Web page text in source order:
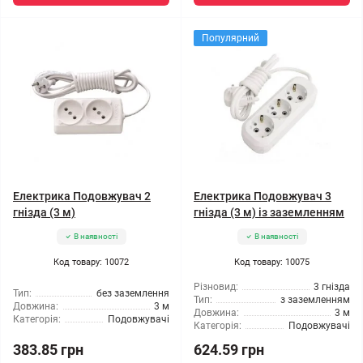
Електрика Подовжувач 2
гнізда (3 м)
В наявності
Код товару: 10072
Тип:
без заземлення
Довжина:
3 м
Категорія:
Подовжувачі
383.85 грн
Популярний
Електрика Подовжувач 3
гнізда (3 м) із заземленням
В наявності
Код товару: 10075
Різновид:
3 гнізда
Тип:
з заземленням
Довжина:
3 м
Категорія:
Подовжувачі
624.59 грн